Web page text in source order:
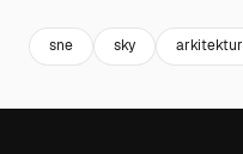
sne sky arkitektur